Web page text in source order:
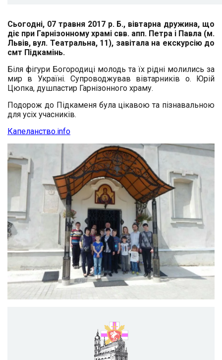
Сьогодні, 07 травня 2017 р. Б., вівтарна дружина, що
діє при Гарнізонному храмі свв. апп. Петра і Павла (м.
Львів, вул. Театральна, 11), завітала на екскурсію до
смт Підкамінь.
Біля фігури Богородиці молодь та їх рідні молились за
мир в Україні. Супроводжував вівтарників о. Юрій
Цюпка, душпастир Гарнізонного храму.
Подорож до Підкаменя була цікавою та пізнавальною
для усіх учасників.
Капеланство.info